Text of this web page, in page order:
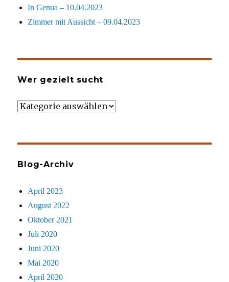
In Genua – 10.04.2023
Zimmer mit Aussicht – 09.04.2023
Wer gezielt sucht
Wer
Blog-Archiv
April 2023
August 2022
Oktober 2021
Juli 2020
Juni 2020
Mai 2020
April 2020